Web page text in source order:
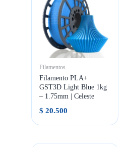
Filamentos
Filamento PLA+
GST3D Light Blue 1kg
– 1.75mm | Celeste
$ 20.500